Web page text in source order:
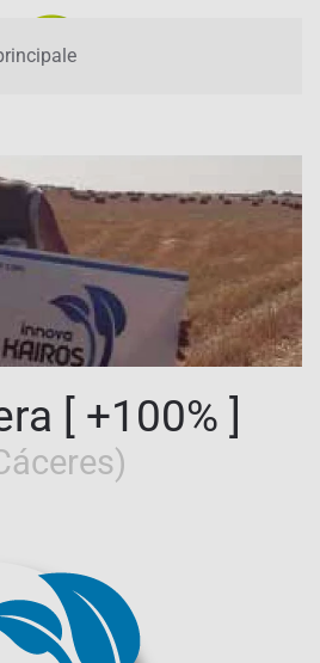
[ +100% ]